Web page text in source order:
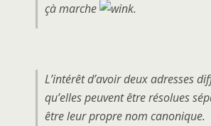
çà marche
.
L’intérêt d’avoir deux adresses
qu’elles peuvent être résolues
être leur propre nom canonique.